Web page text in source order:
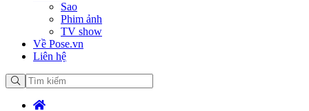
Sao
Phim ảnh
TV show
Về Pose.vn
Liên hệ